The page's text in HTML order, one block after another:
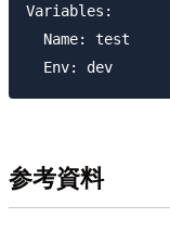
Variables:
  Name: test
参考資料